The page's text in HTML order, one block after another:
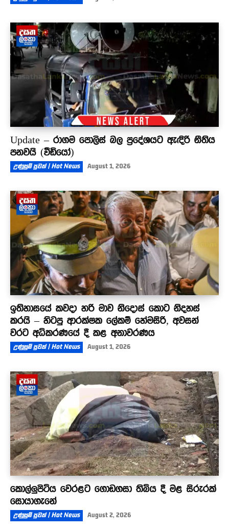
Update – රාගම පොලිස් බල ප්‍රදේශයට ඇඳිරි නීතිය
පනවයි (වීඩියෝ)
උණුසුම් පුවත් | Hot News August 1, 2026
ඉතිහාසයේ කවදා හරි මාව නිදොස් කොට නිදහස්
කරයි – හිටපු ආරක්ෂක ලේකම් හේමසිරි, අවසන්
වරට අධිකරණයේ දී කළ අනාවරණය
උණුසුම් පුවත් | Hot News August 1, 2026
කොල්ලුපිටිය වෙරළට ගොඩගසා තිබිය දී මළ සිරුරක්
සොයාගැනේ
උණුසුම් පුවත් | Hot News August 2, 2026